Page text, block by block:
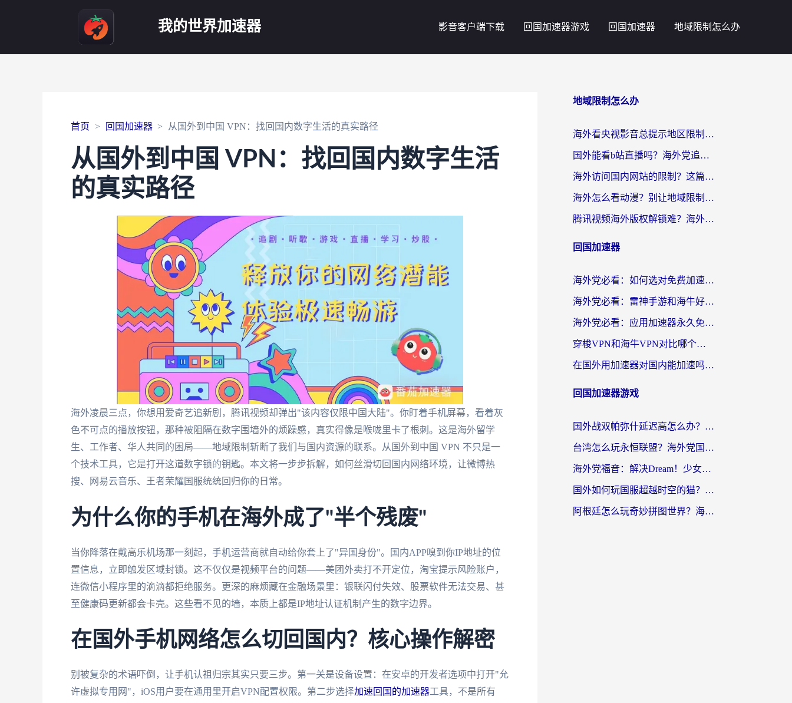
我的世界加速器 影音客户端下载 回国加速器游戏 回国加速器 地域限制怎么办
首页 回国加速器 从国外到中国 VPN：找回国内数字生活的真实路径
从国外到中国 VPN：找回国内数字生活
的真实路径
海外凌晨三点，你想用爱奇艺追新剧，腾讯视频却弹出"该内容仅限中国大陆"。你盯着手机屏幕，看着灰
色不可点的播放按钮，那种被阻隔在数字围墙外的烦躁感，真实得像是喉咙里卡了根刺。这是海外留学
生、工作者、华人共同的困局——地域限制斩断了我们与国内资源的联系。从国外到中国 VPN 不只是一
个技术工具，它是打开这道数字锁的钥匙。本文将一步步拆解，如何丝滑切回国内网络环境，让微博热
搜、网易云音乐、王者荣耀国服统统回归你的日常。
为什么你的手机在海外成了"半个残废"
当你降落在戴高乐机场那一刻起，手机运营商就自动给你套上了"异国身份"。国内APP嗅到你IP地址的位
置信息，立即触发区域封锁。这不仅仅是视频平台的问题——美团外卖打不开定位，淘宝提示风险账户，
连微信小程序里的滴滴都拒绝服务。更深的麻烦藏在金融场景里：银联闪付失效、股票软件无法交易、甚
至健康码更新都会卡壳。这些看不见的墙，本质上都是IP地址认证机制产生的数字边界。
在国外手机网络怎么切回国内？核心操作解密
别被复杂的术语吓倒，让手机认祖归宗其实只要三步。第一关是设备设置：在安卓的开发者选项中打开"允
许虚拟专用网"，iOS用户要在通用里开启VPN配置权限。第二步选择加速回国的加速器工具，不是所有
地域限制怎么办
海外看央视影音总提示地区限制？这篇教你选对回国加速器，流畅追剧不踩坑
国外能看b站直播吗？海外党追剧看片的终极解决方案来了
海外访问国内网站的限制？这篇攻略帮你无缝解锁12306、12123和国内影音
海外怎么看动漫？别让地域限制挡住你的追番快乐
腾讯视频海外版权解锁难？海外党亲测：选对回国加速器，追剧观影零障碍
回国加速器
海外党必看：如何选对免费加速器，无缝访问国内资源不踩坑？
海外党必看：雷神手游和海牛好用吗？+3款热门加速器实测对比，附番茄加速器无缝回国指南
海外党必看：应用加速器永久免费版真的存在吗？教你选对回国加速器无缝刷国内资源
穿梭VPN和海牛VPN对比哪个回国效果更好？海外华人亲测3款热门加速器+避坑指南
在国外用加速器对国内能加速吗？海外党亲测有效的无缝访问指南
回国加速器游戏
国外战双帕弥什延迟高怎么办？2026海外畅玩国服游戏终极指南（附实测工具推荐）
台湾怎么玩永恒联盟？海外党国服游戏加速器选择全攻略（附3大热门游戏实测）
海外党福音：解决Dream！少女乐团派对！国外延迟的实用指南，附北美英国游戏加速方案
国外如何玩国服超越时空的猫？2026海外党必看的加速器选择指南
阿根廷怎么玩奇妙拼图世界？海外玩家国服游戏加速全攻略（附帕斯卡契约战舰少女解决方案）